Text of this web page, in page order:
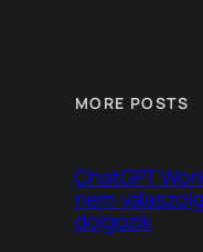
MORE POSTS
ChatGPT
nem
dolgozik